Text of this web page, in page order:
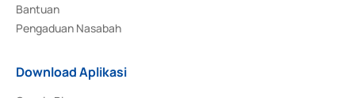
Bantuan
Pengaduan Nasabah
Download Aplikasi